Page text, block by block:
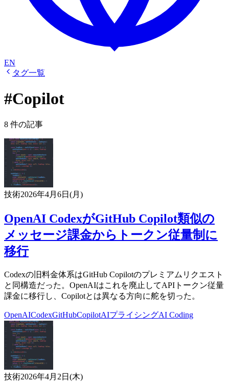
EN
タグ一覧
#Copilot
8 件の記事
技術2026年4月6日(月)
OpenAI CodexがGitHub Copilot類似の
メッセージ課金からトークン従量制に
移行
Codexの旧料金体系はGitHub Copilotのプレミアムリクエスト
と同構造だった。OpenAIはこれを廃止してAPIトークン従量
課金に移行し、Copilotとは異なる方向に舵を切った。
OpenAICodexGitHubCopilotAIプライシングAI Coding
技術2026年4月2日(木)